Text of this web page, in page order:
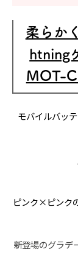
柔らか
htning
MOT-
モバイルバッ
ピンク×ピンク
新登場のグラデ